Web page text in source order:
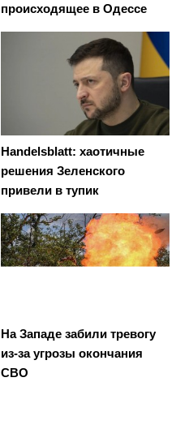
происходящее в Одессе
Handelsblatt: хаотичные
решения Зеленского
привели в тупик
На Западе забили тревогу
из-за угрозы окончания
СВО